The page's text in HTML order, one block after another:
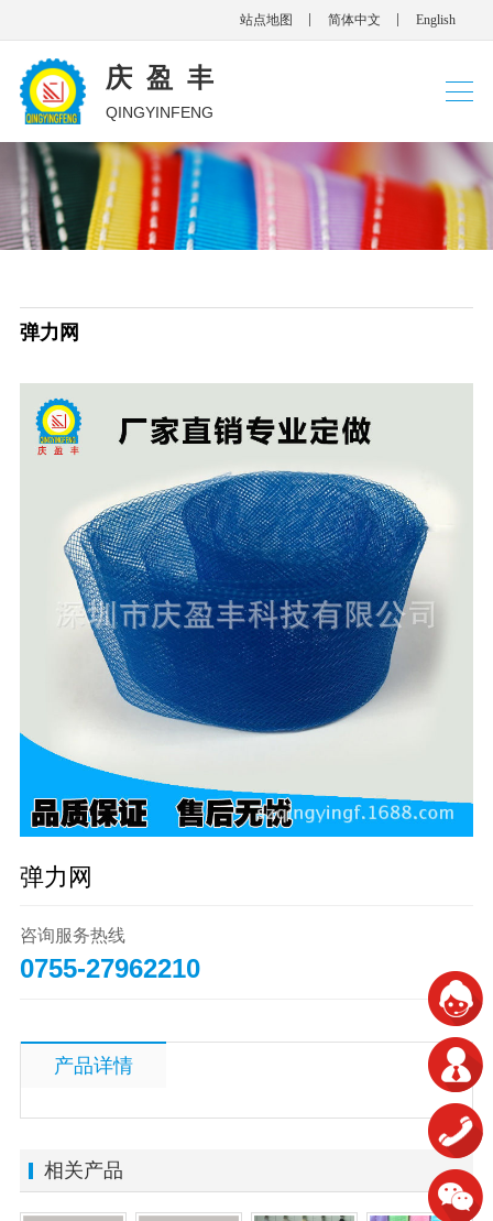
站点地图 简体中文 English
庆盈丰
QINGYINFENG
弹力网
弹力网
咨询服务热线
0755-27962210
产品详情
相关产品